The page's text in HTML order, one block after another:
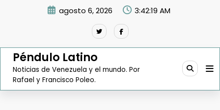
agosto 6, 2026 3:42:20 AM
Péndulo Latino
Noticias de Venezuela y el mundo. Por
Rafael y Francisco Poleo.